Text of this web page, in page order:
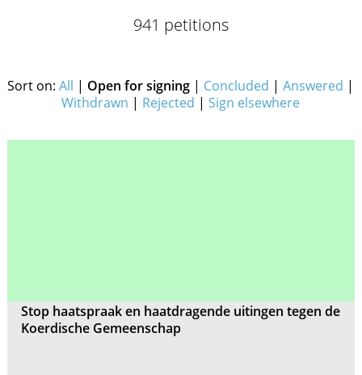
941 petitions
Sort on:All | Open for signing | Concluded |Answered |
Withdrawn | Rejected |Sign elsewhere
Stop haatspraak en haatdragende uitingen tegen de
Koerdische Gemeenschap